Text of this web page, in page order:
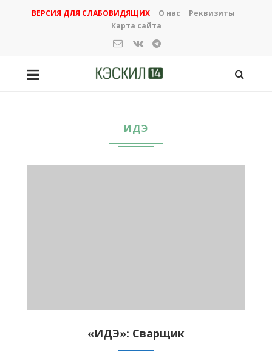
ВЕРСИЯ ДЛЯ СЛАБОВИДЯЩИХ О нас
Реквизиты
Карта сайта
ИДЭ
«ИДЭ»: Сварщик